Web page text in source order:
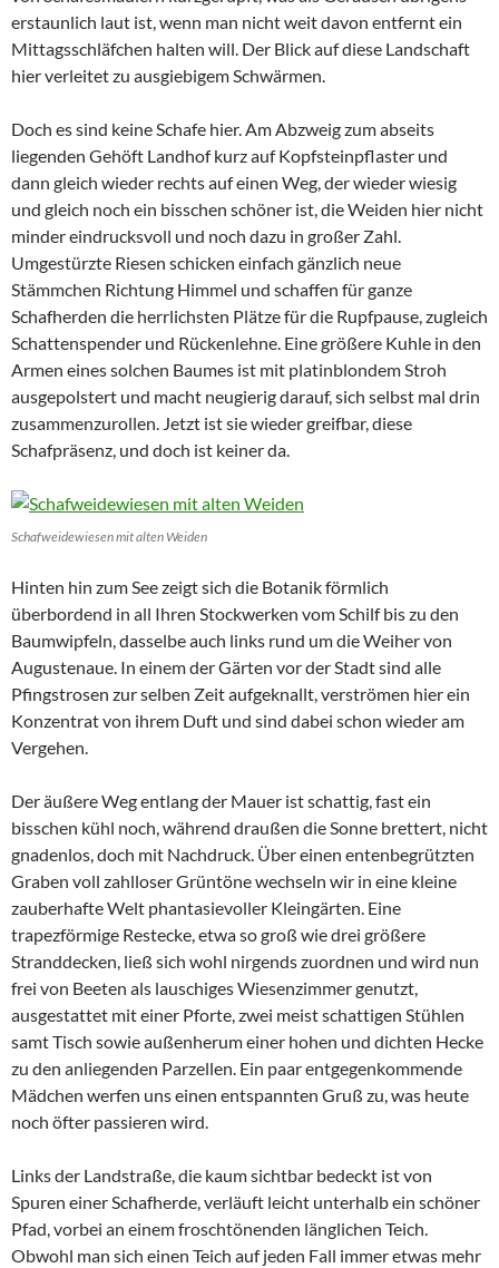
erstaunlich laut ist, wenn man nicht weit davon entfernt ein
Mittagsschläfchen halten will. Der Blick auf diese Landschaft
hier verleitet zu ausgiebigem Schwärmen.
Doch es sind keine Schafe hier. Am Abzweig zum abseits
liegenden Gehöft Landhof kurz auf Kopfsteinpflaster und
dann gleich wieder rechts auf einen Weg, der wieder wiesig
und gleich noch ein bisschen schöner ist, die Weiden hier nicht
minder eindrucksvoll und noch dazu in großer Zahl.
Umgestürzte Riesen schicken einfach gänzlich neue
Stämmchen Richtung Himmel und schaffen für ganze
Schafherden die herrlichsten Plätze für die Rupfpause, zugleich
Schattenspender und Rückenlehne. Eine größere Kuhle in den
Armen eines solchen Baumes ist mit platinblondem Stroh
ausgepolstert und macht neugierig darauf, sich selbst mal drin
zusammenzurollen. Jetzt ist sie wieder greifbar, diese
Schafpräsenz, und doch ist keiner da.
Schafweidewiesen mit alten Weiden
Hinten hin zum See zeigt sich die Botanik förmlich
überbordend in all Ihren Stockwerken vom Schilf bis zu den
Baumwipfeln, dasselbe auch links rund um die Weiher von
Augustenaue. In einem der Gärten vor der Stadt sind alle
Pfingstrosen zur selben Zeit aufgeknallt, verströmen hier ein
Konzentrat von ihrem Duft und sind dabei schon wieder am
Vergehen.
Der äußere Weg entlang der Mauer ist schattig, fast ein
bisschen kühl noch, während draußen die Sonne brettert, nicht
gnadenlos, doch mit Nachdruck. Über einen entenbegrützten
Graben voll zahlloser Grüntöne wechseln wir in eine kleine
zauberhafte Welt phantasievoller Kleingärten. Eine
trapezförmige Restecke, etwa so groß wie drei größere
Stranddecken, ließ sich wohl nirgends zuordnen und wird nun
frei von Beeten als lauschiges Wiesenzimmer genutzt,
ausgestattet mit einer Pforte, zwei meist schattigen Stühlen
samt Tisch sowie außenherum einer hohen und dichten Hecke
zu den anliegenden Parzellen. Ein paar entgegenkommende
Mädchen werfen uns einen entspannten Gruß zu, was heute
noch öfter passieren wird.
Links der Landstraße, die kaum sichtbar bedeckt ist von
Spuren einer Schafherde, verläuft leicht unterhalb ein schöner
Pfad, vorbei an einem froschtönenden länglichen Teich.
Obwohl man sich einen Teich auf jeden Fall immer etwas mehr